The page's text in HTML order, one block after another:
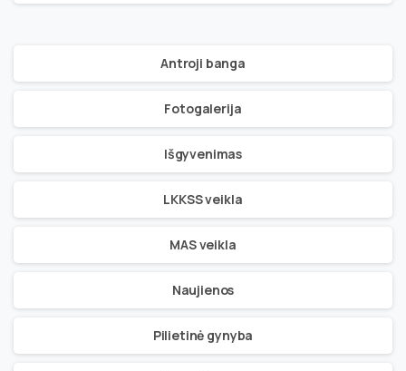
Antroji banga
Fotogalerija
Išgyvenimas
LKKSS veikla
MAS veikla
Naujienos
Pilietinė gynyba